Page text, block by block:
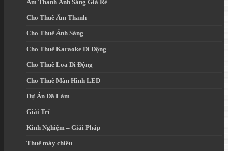
Âm Thanh Ánh Sáng Giá Rẻ
Cho Thuê Âm Thanh
Cho Thuê Ánh Sáng
Cho Thuê Karaoke Di Động
Cho Thuê Loa Di Động
Cho Thuê Màn Hình LED
Dự Án Đã Làm
Giải Trí
Kinh Nghiệm – Giải Pháp
Thuê máy chiếu